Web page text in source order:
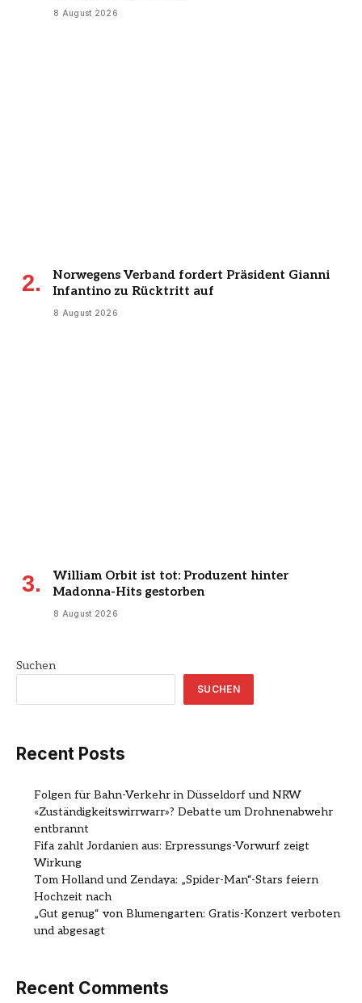
8 August 2026
Norwegens Verband fordert Präsident Gianni
Infantino zu Rücktritt auf
8 August 2026
William Orbit ist tot: Produzent hinter
Madonna-Hits gestorben
8 August 2026
Suchen
SUCHEN
Recent Posts
Folgen für Bahn-Verkehr in Düsseldorf und NRW
«Zuständigkeitswirrwarr»? Debatte um Drohnenabwehr
entbrannt
Fifa zahlt Jordanien aus: Erpressungs-Vorwurf zeigt
Wirkung
Tom Holland und Zendaya: „Spider-Man“-Stars feiern
Hochzeit nach
„Gut genug“ von Blumengarten: Gratis-Konzert verboten
und abgesagt
Recent Comments